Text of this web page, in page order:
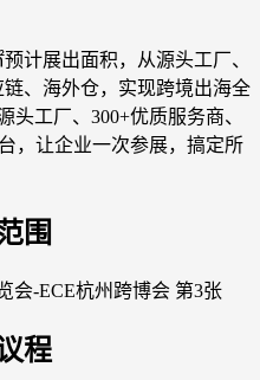
计展出面积，从源头工厂、
、海外仓，实现跨境出海全
头工厂、300+优质服务商、
，让企业一次参展，搞定所
围
程